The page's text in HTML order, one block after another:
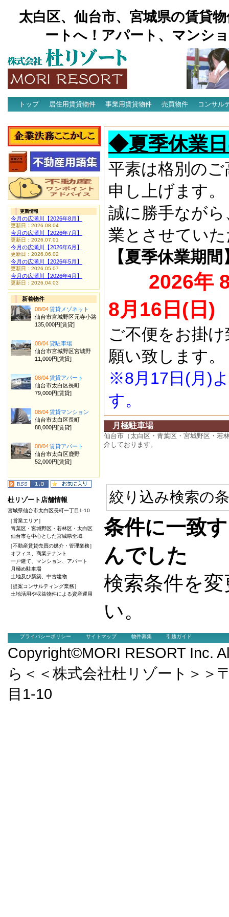
太白区、仙台市、宮城県の賃貸
ートへ！アパート、マンシ
トップ 居住用賃貸物件 事業用賃貸物件 売買物件
コンサル
◆夏季休業
平素は格別の
申し上げます。
誠に勝手なが
業とさせてい
【夏季休業期間
2026年
8月16日(日)
ご不便をお掛
願い致します。
※8月17日(月)
す。
月極駐車場
仙台市（太白区・青葉区・宮城野区・若
介しております。
絞り込み検索の
条件に一致
んでした
検索条件を
い。
更新情報
今月の広瀬川【2026年8月】
更新日：2026.08.04
今月の広瀬川【2026年7月】
更新日：2026.07.01
今月の広瀬川【2026年6月】
更新日：2026.06.02
今月の広瀬川【2026年5月】
更新日：2026.05.07
今月の広瀬川【2026年4月】
更新日：2026.04.03
新着物件
08/04賃貸メゾネット
仙台市宮城野区元寺小路
135,000円[賃貸]
08/04貸駐車場
仙台市宮城野区宮城野
11,000円[賃貸]
08/04賃貸アパート
仙台市太白区長町
79,000円[賃貸]
08/04賃貸マンション
仙台市太白区長町
88,000円[賃貸]
08/04賃貸アパート
仙台市太白区鹿野
52,000円[賃貸]
杜リゾート店舗情報
宮城県仙台市太白区長町一丁目1-10
［営業エリア］
青葉区・宮城野区・若林区・太白区
仙台市を中心とした宮城県全域
［不動産賃貸売買の媒介・管理業務］
オフィス、商業テナント
一戸建て、マンション、アパート
月極め駐車場
土地及び新築、中古建物
［提案コンサルティング業務］
土地活用や収益物件による資産運用
プライバシーポリシー サイトマップ 物件募集 引越ガイド
Copyright©MORI RESORT Inc.
ら＜＜株式会社杜リゾート＞＞
目1-10